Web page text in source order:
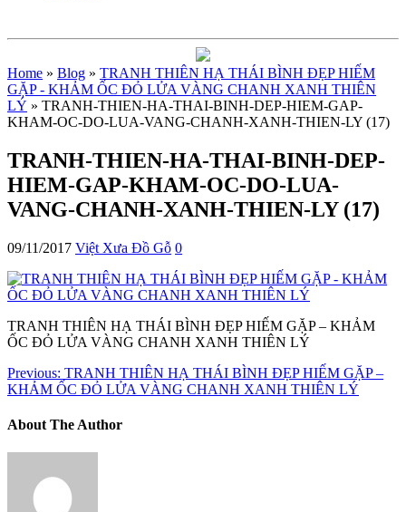
Home » Blog » TRANH THIÊN HẠ THÁI BÌNH ĐẸP HIẾM
GẶP - KHẢM ỐC ĐỎ LỬA VÀNG CHANH XANH THIÊN
LÝ » TRANH-THIEN-HA-THAI-BINH-DEP-HIEM-GAP-
KHAM-OC-DO-LUA-VANG-CHANH-XANH-THIEN-LY (17)
TRANH-THIEN-HA-THAI-BINH-DEP-
HIEM-GAP-KHAM-OC-DO-LUA-
VANG-CHANH-XANH-THIEN-LY (17)
09/11/2017 Việt Xưa Đồ Gỗ 0
TRANH THIÊN HẠ THÁI BÌNH ĐẸP HIẾM GẶP – KHẢM
ỐC ĐỎ LỬA VÀNG CHANH XANH THIÊN LÝ
Previous: TRANH THIÊN HẠ THÁI BÌNH ĐẸP HIẾM GẶP –
KHẢM ỐC ĐỎ LỬA VÀNG CHANH XANH THIÊN LÝ
About The Author